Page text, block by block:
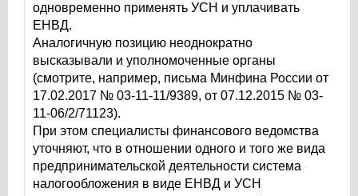
одновременно применять УСН и уплачивать
ЕНВД.
Аналогичную позицию неоднократно
высказывали и уполномоченные органы
(смотрите, например, письма Минфина России от
17.02.2017 № 03-11-11/9389, от 07.12.2015 № 03-
11-06/2/71123).
При этом специалисты финансового ведомства
уточняют, что в отношении одного и того же вида
предпринимательской деятельности система
налогообложения в виде ЕНВД и УСН